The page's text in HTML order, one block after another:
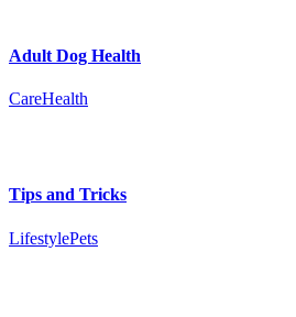
Adult Dog Health
CareHealth
Tips and Tricks
LifestylePets